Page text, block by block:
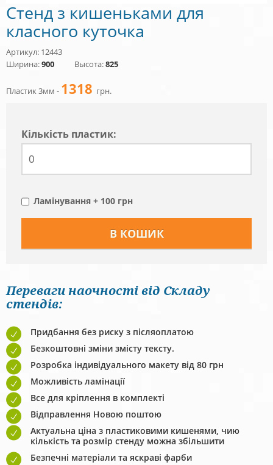
Стенд з кишеньками для
класного куточка
Артикул: 12443
Ширина:900 Высота:825
Пластик 3мм - 1318 грн.
Кiлькiсть пластик:
Ламінування + 100 грн
Переваги наочності від Складу
стендів:
Придбання без риску з післяоплатою
Безкоштовні зміни змісту тексту.
Розробка індивідуального макету від 80 грн
Можливість ламінації
Все для кріплення в комплекті
Відправлення Новою поштою
Актуальна ціна з пластиковими кишенями, чию
кількість та розмір стенду можна збільшити
Безпечні матеріали та яскраві фарби